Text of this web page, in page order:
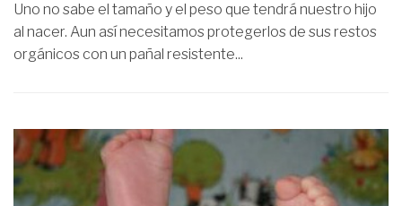
Uno no sabe el tamaño y el peso que tendrá nuestro hijo
al nacer. Aun así necesitamos protegerlos de sus restos
orgánicos con un pañal resistente...